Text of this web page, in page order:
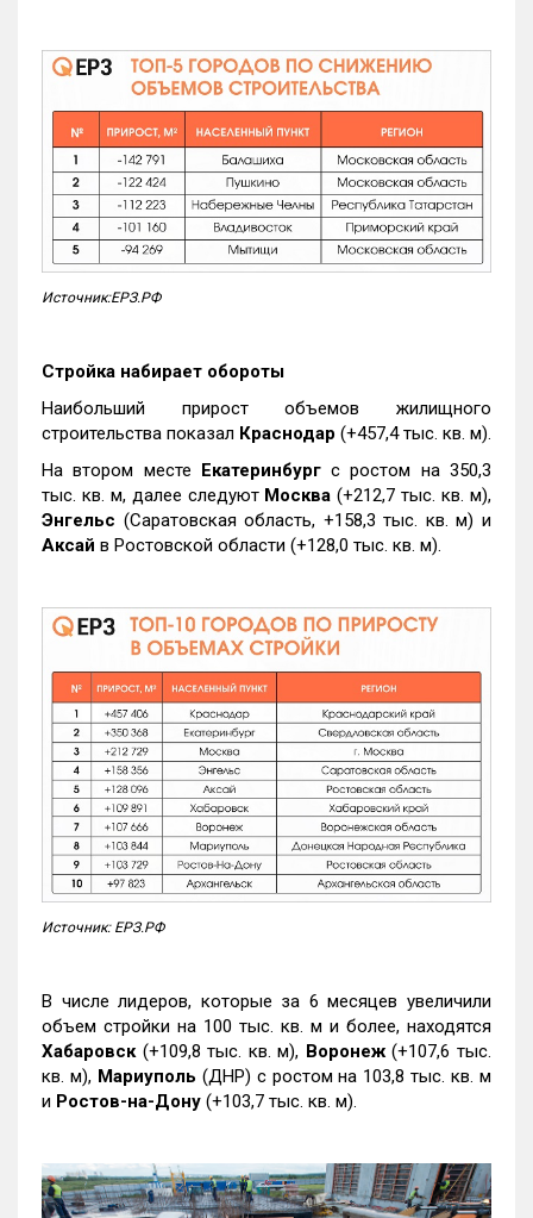
Источник:ЕРЗ.РФ
Стройка набирает обороты
Наибольший прирост объемов жилищного
строительства показал Краснодар (+457,4 тыс. кв. м).
На втором месте Екатеринбургс ростом на 350,3
тыс. кв. м, далее следуют Москва (+212,7 тыс. кв. м),
Энгельс (Саратовская область, +158,3 тыс. кв. м) и
Аксай в Ростовской области (+128,0 тыс. кв. м).
Источник: ЕРЗ.РФ
В числе лидеров, которые за 6 месяцев увеличили
объем стройки на 100 тыс. кв. м и более, находятся
Хабаровск (+109,8 тыс. кв. м), Воронеж(+107,6 тыс.
кв. м), Мариуполь (ДНР) с ростом на 103,8 тыс. кв. м
и Ростов-на-Дону (+103,7 тыс. кв. м).